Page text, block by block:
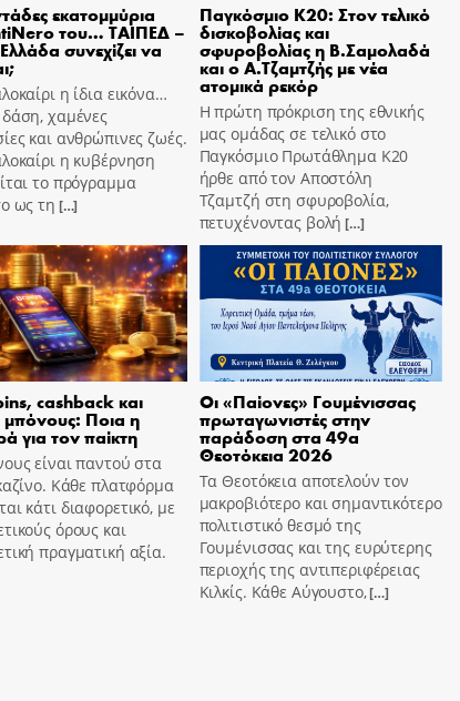
εκατομμύρια
του… ΤΑΙΠΕΔ –
Ελλάδα συνεχίζει να
η ίδια εικόνα…
χαμένες
και ανθρώπινες ζωές.
η κυβέρνηση
το πρόγραμμα
ως τη […]
Παγκόσμιο Κ20: Στον τελικό
δισκοβολίας και
σφυροβολίας η Β.Σαμολαδά
και ο Α.Τζαμτζής με νέα
ατομικά ρεκόρ
Η πρώτη πρόκριση της εθνικής
μας ομάδας σε τελικό στο
Παγκόσμιο Πρωτάθλημα Κ20
ήρθε από τον Αποστόλη
Τζαμτζή στη σφυροβολία,
πετυχένοντας βολή […]
cashback και
Ποια η
για τον παίκτη
είναι παντού στα
Κάθε πλατφόρμα
κάτι διαφορετικό, με
όρους και
πραγματική αξία.
Οι «Παίονες» Γουμένισσας
πρωταγωνιστές στην
παράδοση στα 49α
Θεοτόκεια 2026
Τα Θεοτόκεια αποτελούν τον
μακροβιότερο και σημαντικότερο
πολιτιστικό θεσμό της
Γουμένισσας και της ευρύτερης
περιοχής της αντιπεριφέρειας
Κιλκίς. Κάθε Αύγουστο,[…]